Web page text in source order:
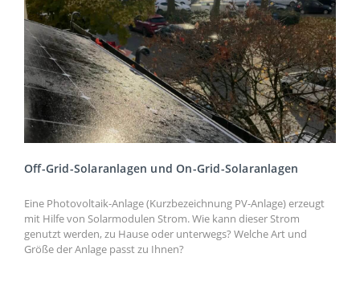
Off-Grid-Solaranlagen und On-Grid-Solaranlagen
Eine Photovoltaik-Anlage (Kurzbezeichnung PV-Anlage) erzeugt
mit Hilfe von Solarmodulen Strom. Wie kann dieser Strom
genutzt werden, zu Hause oder unterwegs? Welche Art und
Größe der Anlage passt zu Ihnen?